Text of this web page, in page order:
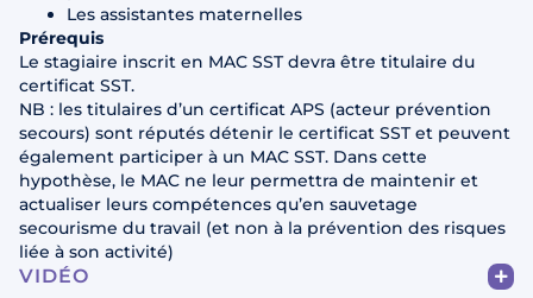
Les assistantes maternelles
Prérequis
Le stagiaire inscrit en MAC SST devra être titulaire du
certificat SST.
NB : les titulaires d’un certificat APS (acteur prévention
secours) sont réputés détenir le certificat SST et peuvent
également participer à un MAC SST. Dans cette
hypothèse, le MAC ne leur permettra de maintenir et
actualiser leurs compétences qu’en sauvetage
secourisme du travail (et non à la prévention des risques
liée à son activité)
VIDÉO